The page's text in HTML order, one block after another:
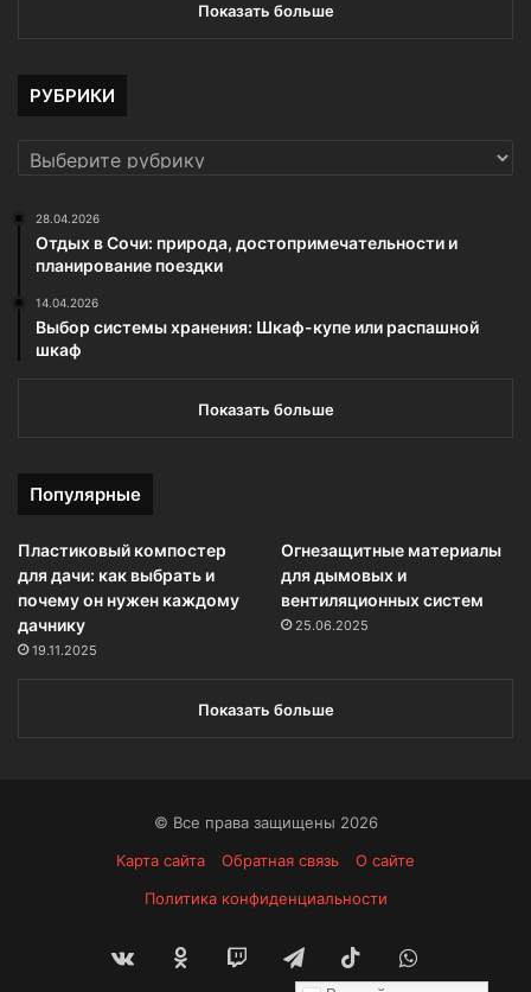
Показать больше
РУБРИКИ
РУБРИКИ
28.04.2026
Отдых в Сочи: природа, достопримечательности и
планирование поездки
14.04.2026
Выбор системы хранения: Шкаф-купе или распашной
шкаф
Показать больше
Популярные
Пластиковый компостер
для дачи: как выбрать и
почему он нужен каждому
дачнику
19.11.2025
Огнезащитные материалы
для дымовых и
вентиляционных систем
25.06.2025
Показать больше
© Все права защищены 2026
Карта сайта
Обратная связь
О сайте
Политика конфиденциальности
vk.comОдноклассники
Twitch TelegramTikTokWhatsApp